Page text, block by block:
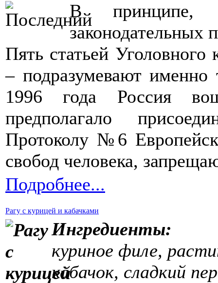
В принципе,
законодательных
Пять статьей Уголовного
– подразумевают именно
1996 года Россия
предполагало
Протоколу №6
свобод человека,
Подробнее...
Рагу с курицей и кабачками
Ингредиенты:
куриное филе,
кабачок, сладкий